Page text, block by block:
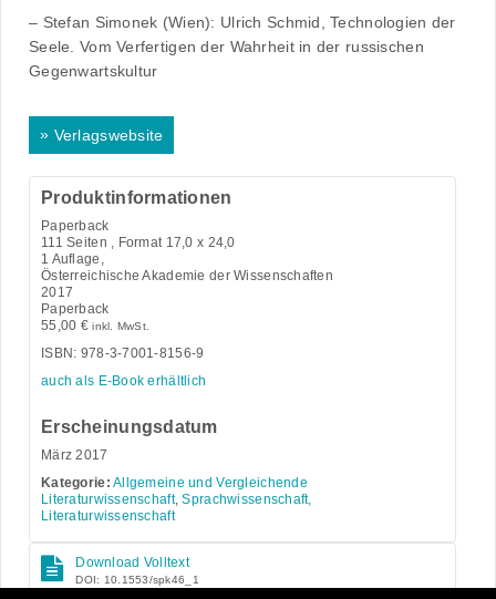
– Stefan Simonek (Wien): Ulrich Schmid, Technologien der
Seele. Vom Verfertigen der Wahrheit in der russischen
Gegenwartskultur
» Verlagswebsite
Produktinformationen
Paperback
111 Seiten , Format 17,0 x 24,0
1 Auflage,
Österreichische Akademie der Wissenschaften
2017
Paperback
55,00 € inkl. MwSt.
ISBN: 978-3-7001-8156-9
auch als E-Book erhältlich
Erscheinungsdatum
März 2017
Kategorie: Allgemeine und Vergleichende
Literaturwissenschaft,Sprachwissenschaft,
Literaturwissenschaft
Download Volltext
DOI: 10.1553/spk46_1